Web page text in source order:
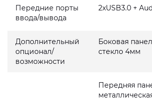
Передние порты
ввода/вывода
2xUSB3.0 +
Дополнительный
опционал/
возможности
Боковая
стекло 4мм
Передняя